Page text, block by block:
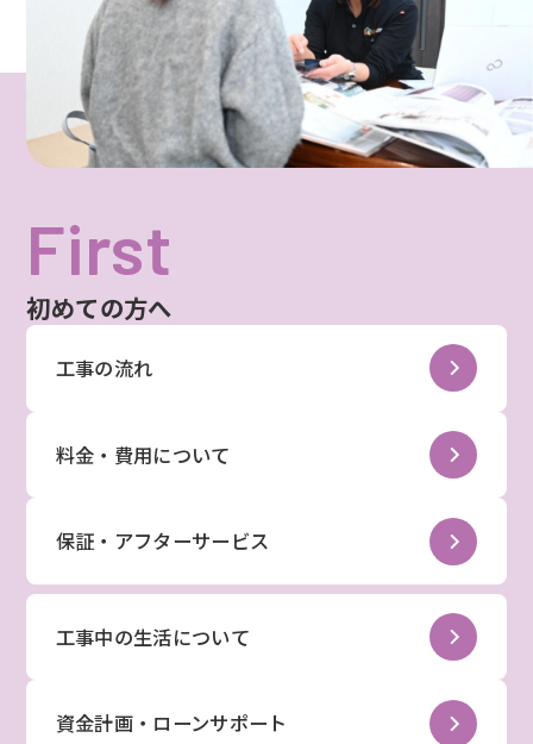
First
初めての方へ
工事の流れ
料金・費用について
保証・アフターサービス
工事中の生活について
資金計画・ローンサポート